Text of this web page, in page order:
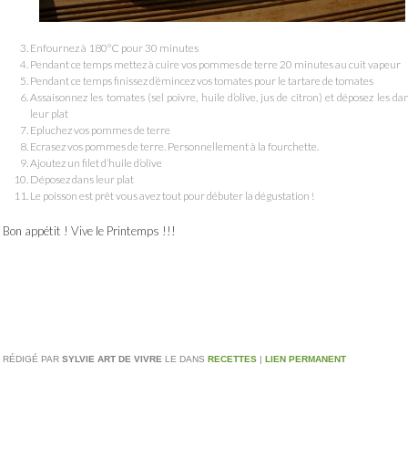
Enfournez à 180°C pour 30 minutes
Pendant ce temps mettez à cuire vos pommes de terre 20 minutes au cuit vapeur
Pendant ce temps finissez d’émincez vos tomates pour le tartare de tomates
Assaisonnez les tomates (sel poivre, huile d’olive, jus de citron) et déposez les
leur plat
Epluchez vos pommes de terre
Ecrasez vos pommes de terre. Personnellement à la fourchette.
Ajoutez un filet d’huile d’olive
Déposez dans leur plat
Le poisson est prêt vous avez tout pour débuter la dégustation !
Bon appétit ! Vive le Printemps !!!
RÉDIGÉ PAR SYLVIE ART DE VIVRE LE DANS RECETTES | LIEN PERMANENT